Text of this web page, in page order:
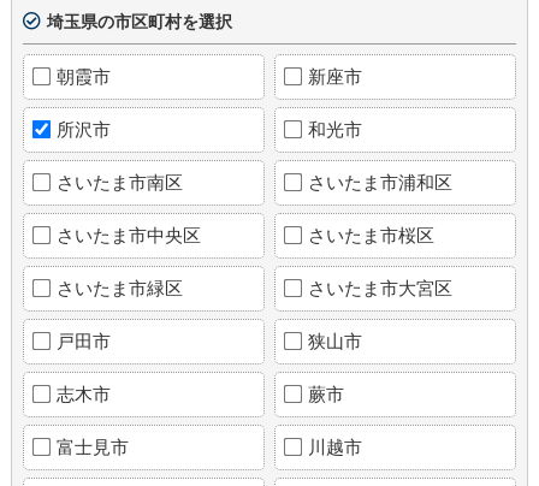
埼玉県の市区町村を選択
朝霞市 新座市
所沢市 和光市
さいたま市南区 さいたま市浦和区
さいたま市中央区 さいたま市桜区
さいたま市緑区 さいたま市大宮区
戸田市 狭山市
志木市 蕨市
富士見市 川越市